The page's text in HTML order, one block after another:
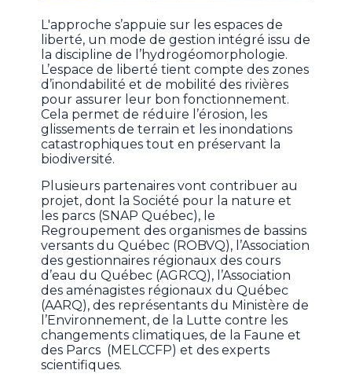
L'approche s’appuie sur les espaces de
liberté, un mode de gestion intégré issu de
la discipline de l’hydrogéomorphologie.
L’espace de liberté tient compte des zones
d’inondabilité et de mobilité des rivières
pour assurer leur bon fonctionnement.
Cela permet de réduire l’érosion, les
glissements de terrain et les inondations
catastrophiques tout en préservant la
biodiversité.
Plusieurs partenaires vont contribuer au
projet, dont la Société pour la nature et
les parcs (SNAP Québec), le
Regroupement des organismes de bassins
versants du Québec (ROBVQ), l’Association
des gestionnaires régionaux des cours
d’eau du Québec (AGRCQ), l’Association
des aménagistes régionaux du Québec
(AARQ), des représentants du Ministère de
l’Environnement, de la Lutte contre les
changements climatiques, de la Faune et
des Parcs (MELCCFP) et des experts
scientifiques.